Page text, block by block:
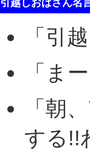
「引
「ま
「朝
する!!